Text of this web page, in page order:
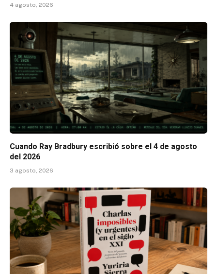
4 agosto, 2026
Cuando Ray Bradbury escribió sobre el 4 de agosto
del 2026
3 agosto, 2026